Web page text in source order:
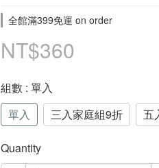
全館滿399免運 on order
NT$360
組數 : 單入
單入
三入家庭組9折 五
Quantity